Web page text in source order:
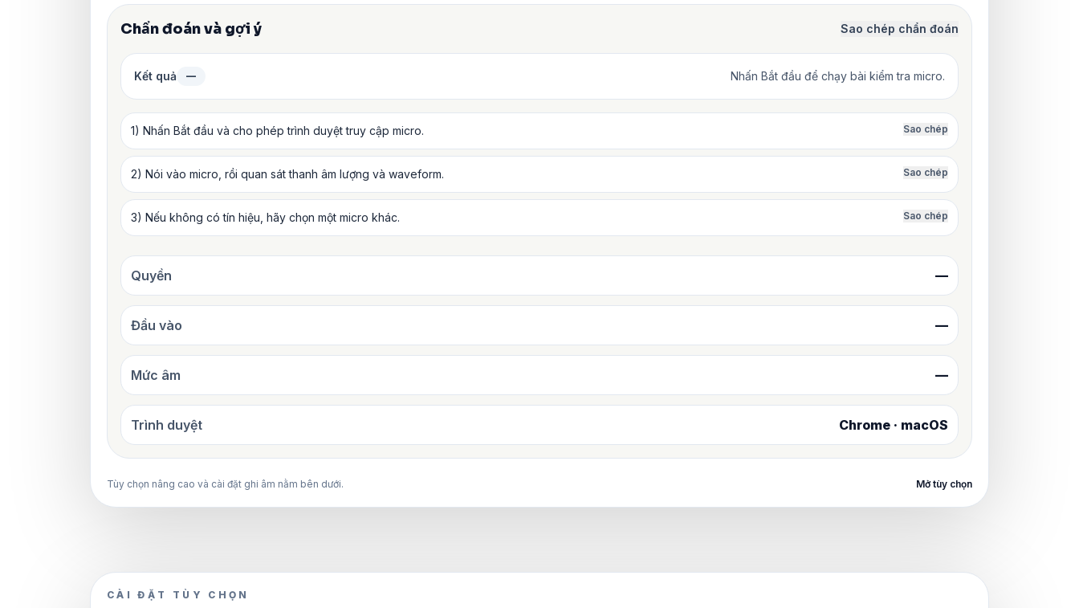
Chẩn đoán và gợi ý Sao chép chẩn đoán
Kết quả — Nhấn Bắt đầu để chạy bài kiểm tra micro.
1) Nhấn Bắt đầu và cho phép trình duyệt truy cập micro. Sao chép
2) Nói vào micro, rồi quan sát thanh âm lượng và waveform. Sao chép
3) Nếu không có tín hiệu, hãy chọn một micro khác. Sao chép
Quyền —
Đầu vào —
Mức âm —
Trình duyệt Chrome · macOS
Tùy chọn nâng cao và cài đặt ghi âm nằm bên dưới. Mở tùy chọn
CÀI ĐẶT TÙY CHỌN